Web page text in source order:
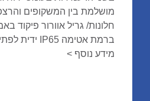
מושלמת בין המשקופים
חלונות/ גריל אוורור פיקוד
ברמת אטימה IP65 ידית לפתיחת […]
מידע נוסף >